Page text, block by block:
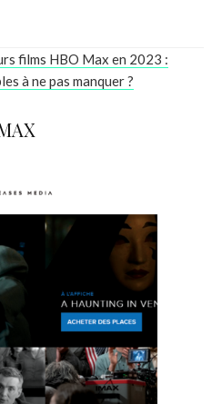
films HBO Max en 2023 :
à ne pas manquer ?